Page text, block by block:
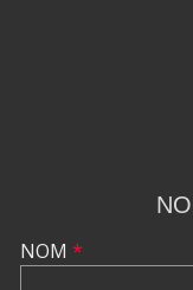
NOM *